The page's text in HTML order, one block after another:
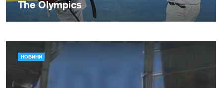
НОВИНИ